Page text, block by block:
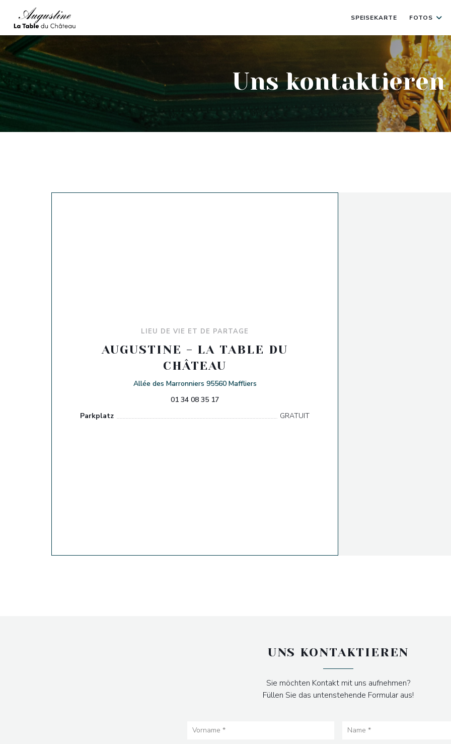
SPEISEKARTE FOTOS
Uns kontaktieren
LIEU DE VIE ET DE PARTAGE
AUGUSTINE - LA TABLE DU
CHÂTEAU
Allée des Marronniers 95560 Maffliers((öffnet ein neues Fenster))
01 34 08 35 17
Parkplatz
GRATUIT
UNS KONTAKTIEREN
Sie möchten Kontakt mit uns aufnehmen?
Füllen Sie das untenstehende Formular aus!